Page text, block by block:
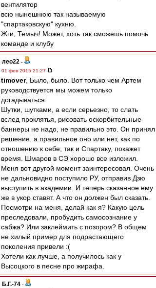
вентилятор
всю нынешнюю так называемую
"спартаковскую" кухню.
Жги, Темыч! Может, хоть так сможешь помочь
команде и клубу
лео22 -
01 фев 2015 21:27
timover, Было, было. Вот только чем Артем
руководствуется мы можем только
догадываться.
Шутки, шутками, а если серьезно, то слать
вслед проклятья, рисовать оскорбительные
баннеры не надо, не правильно это. Он принял
решение, а правильное оно или нет, как по
отношению к себе, так и Спартаку, покажет
время. Шмаров в СЭ хорошо все изложил.
Меня вот другой момент заинтересовал. Очень
не дальновидно поступило РУ, отправив Дзю
выступить в академии. И теперь сказанное ему
же в укор ставят. А что он должен был сказать.
Посмотри на меня, делай как я? Какую цель
преследовали, пробудить самосознание у
сабжа? Или заклеймить с позором? В общем
не хилый пример для подрастающего
поколения привели :(
Хотели как лучше, а получилось как у
Высоцкого в песне про жирафа.
Б.Г.-74 -